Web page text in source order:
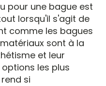
pour une bague est
lorsqu'il s'agit de
comme les bagues
sont à la
et leur
les plus
si